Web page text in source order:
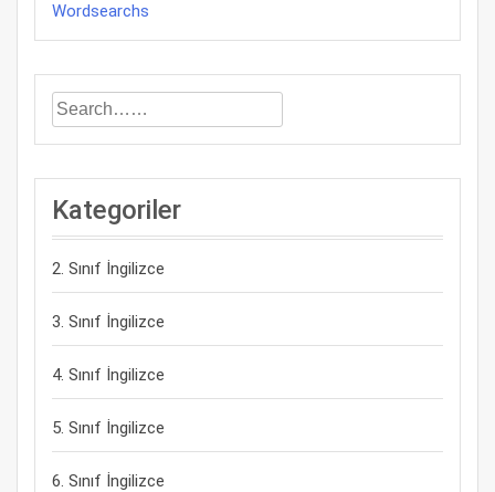
Wordsearchs
Kategoriler
2. Sınıf İngilizce
3. Sınıf İngilizce
4. Sınıf İngilizce
5. Sınıf İngilizce
6. Sınıf İngilizce